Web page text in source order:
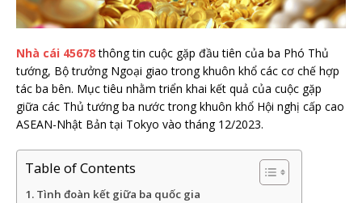
Nhà cái 45678 thông tin cuộc gặp đầu tiên của ba Phó Thủ
tướng, Bộ trưởng Ngoại giao trong khuôn khổ các cơ chế hợp
tác ba bên. Mục tiêu nhằm triển khai kết quả của cuộc gặp
giữa các Thủ tướng ba nước trong khuôn khổ Hội nghị cấp cao
ASEAN-Nhật Bản tại Tokyo vào tháng 12/2023.
Table of Contents
Tình đoàn kết giữa ba quốc gia